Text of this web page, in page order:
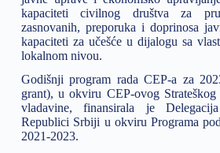
kapaciteti civilnog društva za
zasnovanih, preporuka i doprinosa
kapaciteti za učešće u dijalogu sa
lokalnom nivou.
Godišnji program rada CEP-a za
grant), u okviru CEP-ovog
vladavine, finansirala je
Republici Srbiji u okviru Programa
2021-2023.